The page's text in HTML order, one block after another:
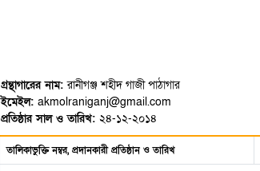
গ্রন্থাগারের নাম:রানীগঞ্জ শহীদ গাজী পাঠাগার
ইমেইল: akmolraniganj@gmail.com
প্রতিষ্ঠার সাল ও তারিখ: ২৪-১২-২০১৪
তালিকাভুক্তি নম্বর, প্রদানকারী প্রতিষ্ঠান ও তারিখ